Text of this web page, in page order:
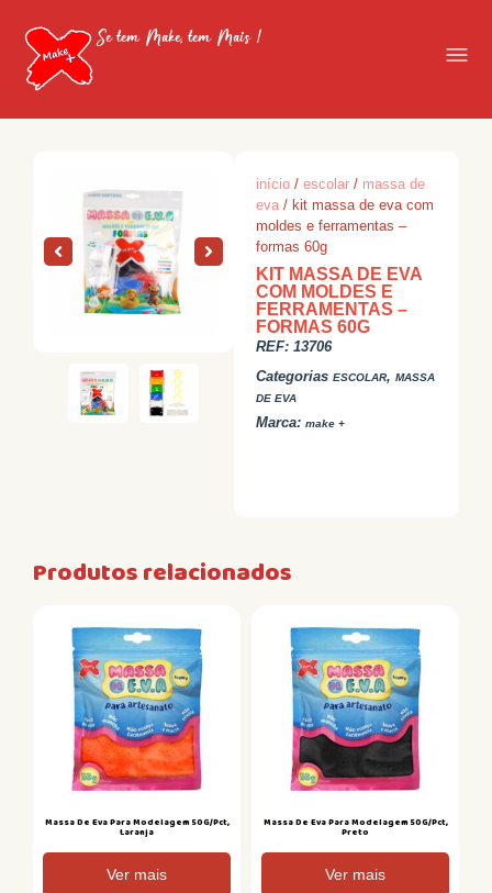
Se tem Make, tem Mais !
início /escolar / massa de
eva / kit massa de eva com
moldes e ferramentas –
formas 60g
KIT MASSA DE EVA
COM MOLDES E
FERRAMENTAS –
FORMAS 60G
REF:13706
Categorias ESCOLAR,MASSA
DE EVA
Marca:make +
Produtos relacionados
Massa De Eva Para Modelagem 50G/Pct,
Laranja
Ver mais
Massa De Eva Para Modelagem 50G/Pct,
Preto
Ver mais